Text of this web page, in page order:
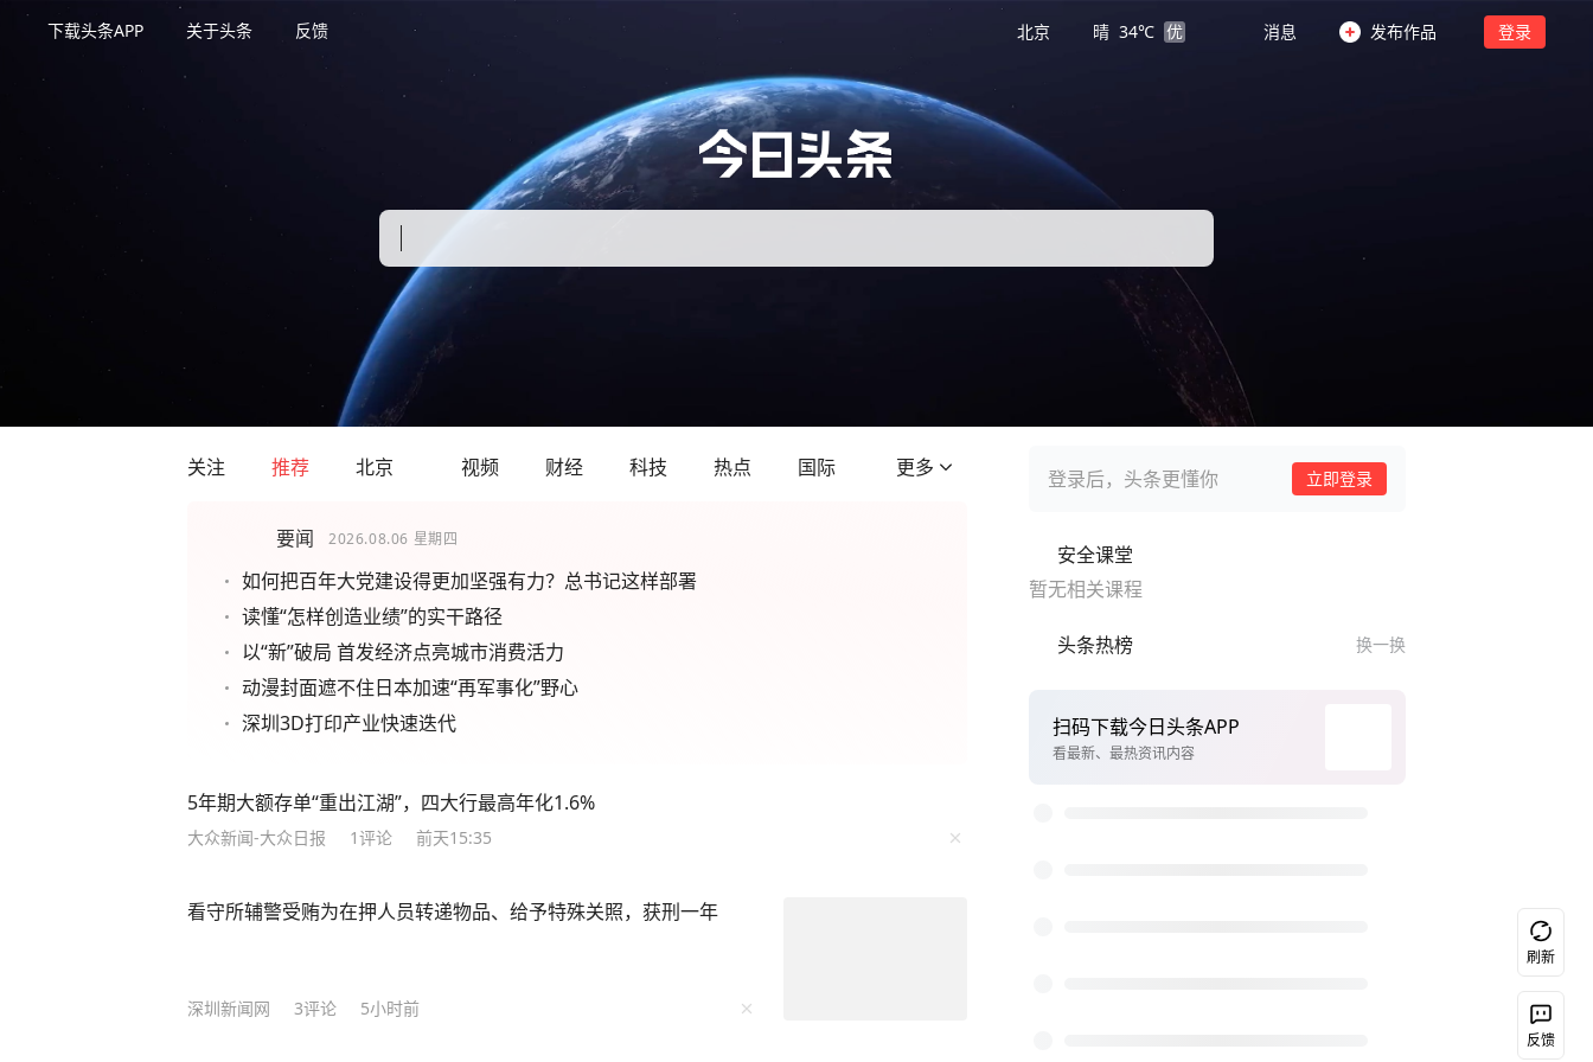
下载头条APP 关于头条 反馈 北京 晴 34℃ 优 消息 发布作品 登录
关注 推荐 北京 视频 财经 科技 热点 国际 更多
要闻 2026.08.06 星期四
如何把百年大党建设得更加坚强有力？总书记这样部署
读懂“怎样创造业绩”的实干路径
以“新”破局 首发经济点亮城市消费活力
动漫封面遮不住日本加速“再军事化”野心
深圳3D打印产业快速迭代
5年期大额存单“重出江湖”，四大行最高年化1.6%
大众新闻-大众日报 1评论 前天15:35
看守所辅警受贿为在押人员转递物品、给予特殊关照，获刑一年
深圳新闻网 3评论 5小时前
登录后，头条更懂你 立即登录
安全课堂
暂无相关课程
头条热榜 换一换
扫码下载今日头条APP
看最新、最热资讯内容
刷新
反馈